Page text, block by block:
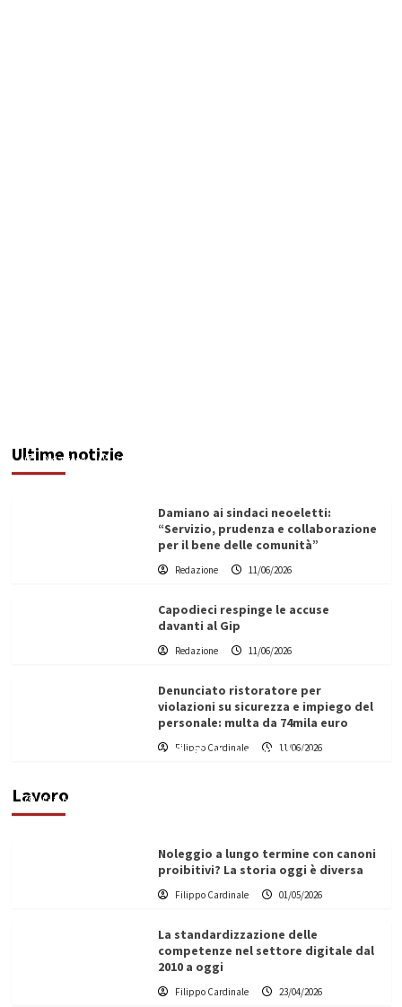
Ultime notizie
Redazione 11/06/2026
Damiano ai sindaci neoeletti:
“Servizio, prudenza e collaborazione
per il bene delle comunità”
Redazione 11/06/2026
Capodieci respinge le accuse
davanti al Gip
Redazione 11/06/2026
Denunciato ristoratore per
violazioni su sicurezza e impiego del
personale: multa da 74mila euro
Filippo Cardinale 11/06/2026
Lavoro
Vino in Italia: il giro d’affari contribuisce
Filippo Cardinale
Noleggio a lungo termine con canoni
proibitivi? La storia oggi è diversa
Filippo Cardinale 01/05/2026
La standardizzazione delle
competenze nel settore digitale dal
2010 a oggi
Filippo Cardinale 23/04/2026